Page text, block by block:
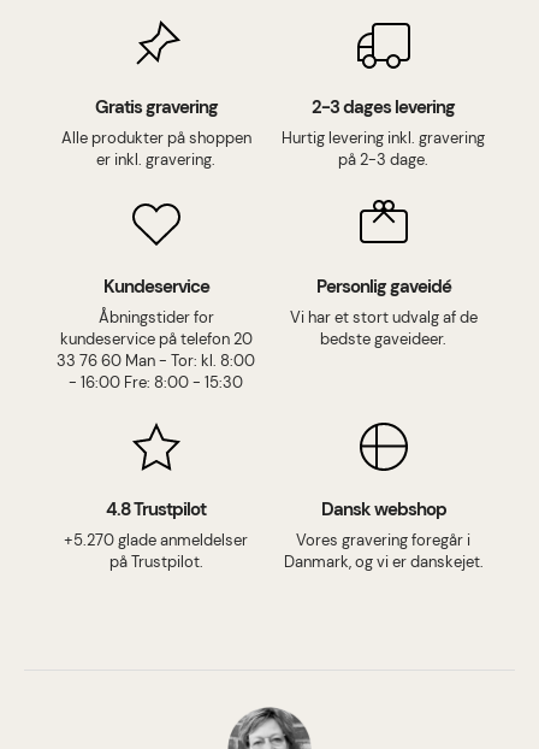
Gratis gravering
Alle produkter på shoppen
er inkl. gravering.
2-3 dages levering
Hurtig levering inkl. gravering
på 2-3 dage.
Kundeservice
Åbningstider for
kundeservice på telefon 20
33 76 60 Man - Tor: kl. 8:00
- 16:00 Fre: 8:00 - 15:30
Personlig gaveidé
Vi har et stort udvalg af de
bedste gaveideer.
4.8 Trustpilot
+5.270 glade anmeldelser
på Trustpilot.
Dansk webshop
Vores gravering foregår i
Danmark, og vi er danskejet.